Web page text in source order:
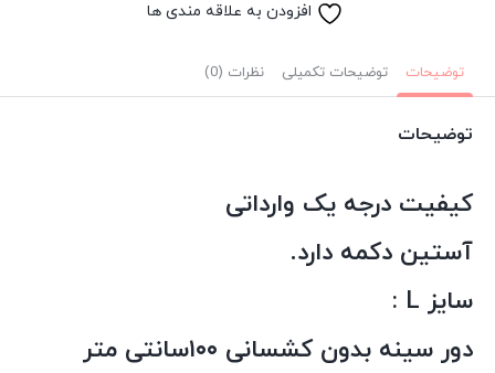
افزودن به علاقه مندی ها
توضیحات توضیحات تکمیلی نظرات (0)
توضیحات
کیفیت درجه یک وارداتی
آستین دکمه دارد.
سایز L :
دور سینه بدون کشسانی ۱۰۰سانتی متر